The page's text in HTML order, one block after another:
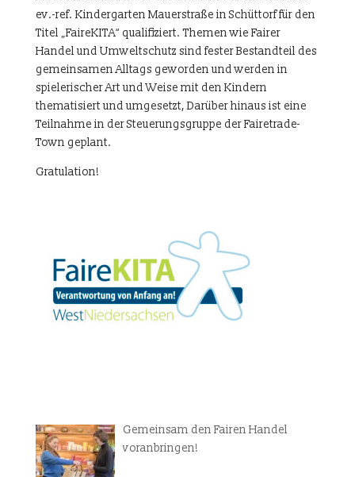
ev.-ref. Kindergarten Mauerstraße in Schüttorf für den
Titel „FaireKITA“ qualifiziert. Themen wie Fairer
Handel und Umweltschutz sind fester Bestandteil des
gemeinsamen Alltags geworden und werden in
spielerischer Art und Weise mit den Kindern
thematisiert und umgesetzt, Darüber hinaus ist eine
Teilnahme in der Steuerungsgruppe der Fairetrade-
Town geplant.
Gratulation!
Gemeinsam den Fairen Handel
voranbringen!